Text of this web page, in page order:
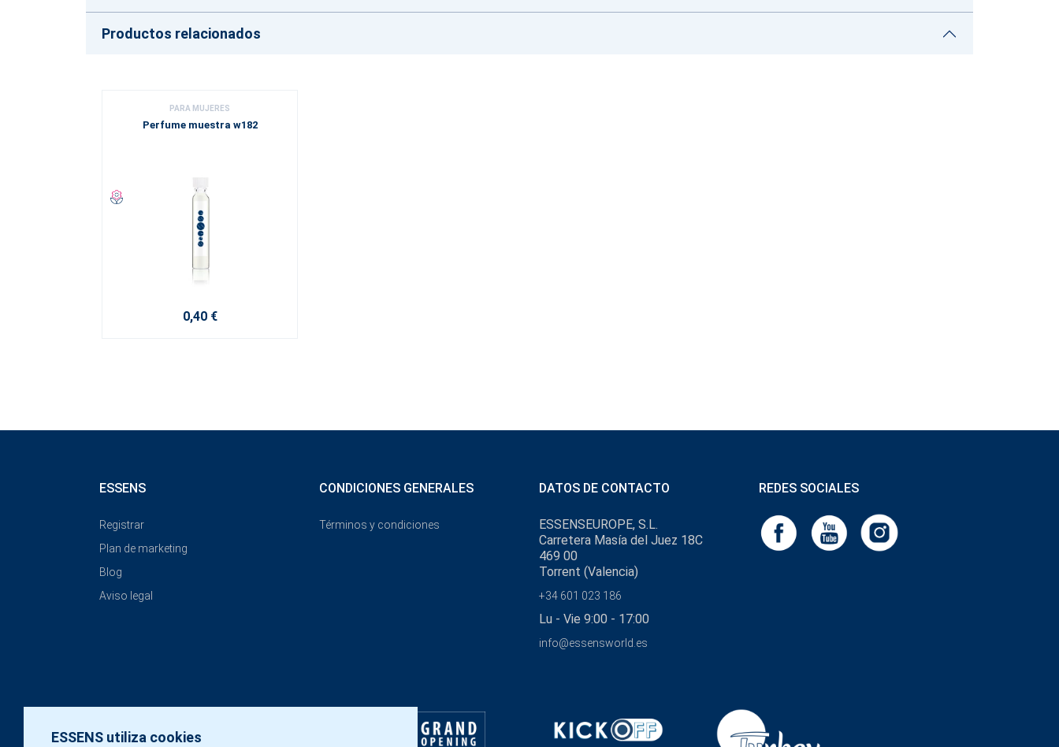
Productos relacionados
PARA MUJERES
Perfume muestra w182
0,40 €
ESSENS utiliza cookies
ESSENS
Registrar
Plan de marketing
Blog
Aviso legal
CONDICIONES GENERALES
Términos y condiciones
DATOS DE CONTACTO
ESSENSEUROPE, S.L.
Carretera Masía del Juez 18C
469 00
Torrent (Valencia)
+34 601 023 186
Lu - Vie 9:00 - 17:00
info@essensworld.es
REDES SOCIALES